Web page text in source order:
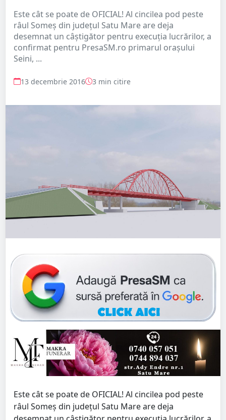
Este cât se poate de OFICIAL! Al cincilea pod peste
râul Someș din județul Satu Mare are deja
desemnat un câștigător pentru execuția lucrărilor, a
confirmat pentru PresaSM.ro primarul orașului
Seini, ...
13 decembrie 2016 3 min citire
Este cât se poate de OFICIAL! Al cincilea pod peste
râul Someș din județul Satu Mare are deja